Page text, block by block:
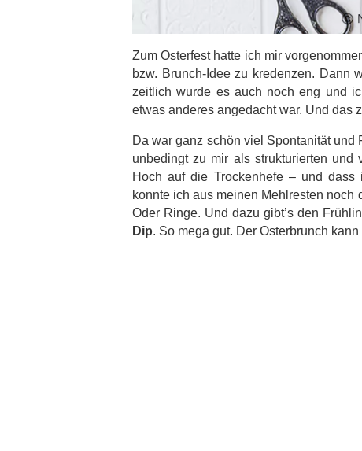
Zum Osterfest hatte ich mir
bzw. Brunch-Idee zu kredenzen. Dann
zeitlich wurde es auch noch eng und
etwas anderes angedacht war. Und das
Da war ganz schön viel Spontanität
unbedingt zu mir als strukturierten und
Hoch auf die Trockenhefe – und
konnte ich aus meinen Mehlresten noch
Oder Ringe. Und dazu gibt’s den
Dip. So mega gut. Der Osterbrunch kann